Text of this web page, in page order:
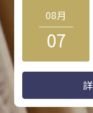
08月
07